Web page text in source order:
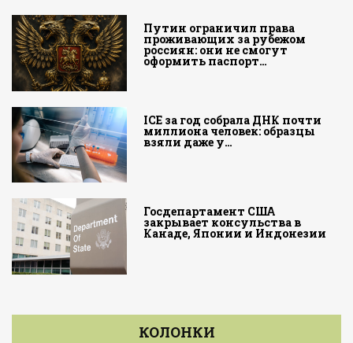
Путин ограничил права
проживающих за рубежом
россиян: они не смогут
оформить паспорт…
ICE за год собрала ДНК почти
миллиона человек: образцы
взяли даже у…
Госдепартамент США
закрывает консульства в
Канаде, Японии и Индонезии
КОЛОНКИ